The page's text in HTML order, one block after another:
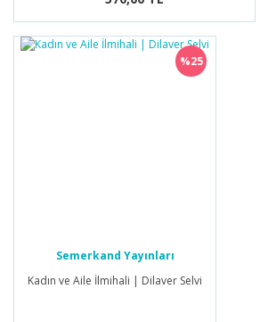
%25
Semerkand Yayınları
Kadın ve Aile İlmihali | Dilaver Selvi